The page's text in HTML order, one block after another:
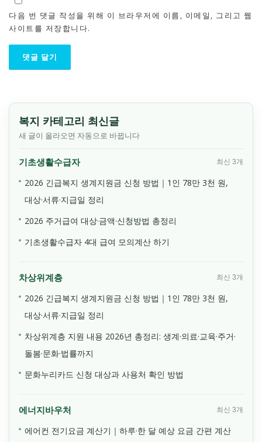
다음 번 댓글 작성을 위해 이 브라우저에 이름, 이메일, 그리고 웹
사이트를 저장합니다.
복지 카테고리 최신글
새 글이 올라오면 자동으로 바뀝니다
기초생활수급자 최신 3개
2026 긴급복지 생계지원금 신청 방법｜1인 78만 3천 원,
대상·서류·지급일 정리
2026 주거급여 대상·금액·신청방법 총정리
기초생활수급자 4대 급여 모의계산 하기
차상위계층 최신 3개
2026 긴급복지 생계지원금 신청 방법｜1인 78만 3천 원,
대상·서류·지급일 정리
차상위계층 지원 내용 2026년 총정리: 생계·의료·교육·주거·
돌봄·문화·법률까지
문화누리카드 신청 대상과 사용처 확인 방법
에너지바우처 최신 3개
에어컨 전기요금 계산기｜하루·한 달 예상 요금 간편 계산